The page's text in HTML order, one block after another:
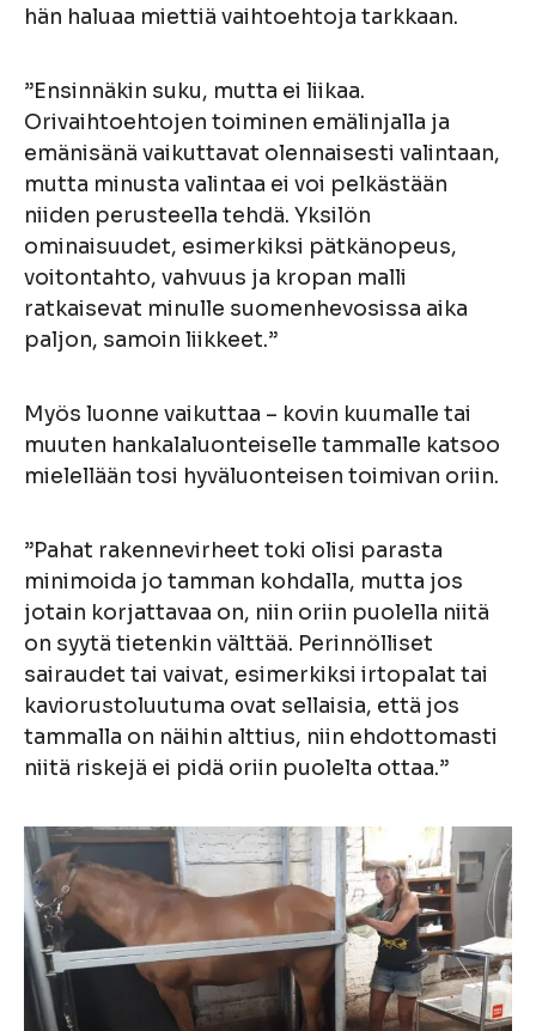
hän haluaa miettiä vaihtoehtoja tarkkaan.
”Ensinnäkin suku, mutta ei liikaa.
Orivaihtoehtojen toiminen emälinjalla ja
emänisänä vaikuttavat olennaisesti valintaan,
mutta minusta valintaa ei voi pelkästään
niiden perusteella tehdä. Yksilön
ominaisuudet, esimerkiksi pätkänopeus,
voitontahto, vahvuus ja kropan malli
ratkaisevat minulle suomenhevosissa aika
paljon, samoin liikkeet.”
Myös luonne vaikuttaa – kovin kuumalle tai
muuten hankalaluonteiselle tammalle katsoo
mielellään tosi hyväluonteisen toimivan oriin.
”Pahat rakennevirheet toki olisi parasta
minimoida jo tamman kohdalla, mutta jos
jotain korjattavaa on, niin oriin puolella niitä
on syytä tietenkin välttää. Perinnölliset
sairaudet tai vaivat, esimerkiksi irtopalat tai
kaviorustoluutuma ovat sellaisia, että jos
tammalla on näihin alttius, niin ehdottomasti
niitä riskejä ei pidä oriin puolelta ottaa.”